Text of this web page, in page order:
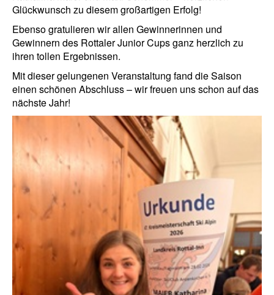
Glückwunsch zu diesem großartigen Erfolg!
Ebenso gratulieren wir allen Gewinnerinnen und
Gewinnern des Rottaler Junior Cups ganz herzlich zu
ihren tollen Ergebnissen.
Mit dieser gelungenen Veranstaltung fand die Saison
einen schönen Abschluss – wir freuen uns schon auf das
nächste Jahr!